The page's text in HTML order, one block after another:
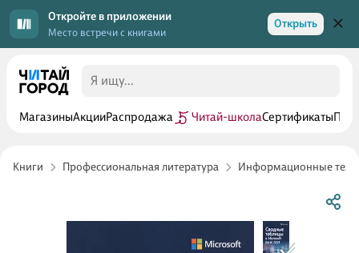
Откройте в приложении
Место встречи с книгами
Открыть
МагазиныАкцииРаспродажа Читай-школаСертификаты
Книги Профессиональная литература Информационные